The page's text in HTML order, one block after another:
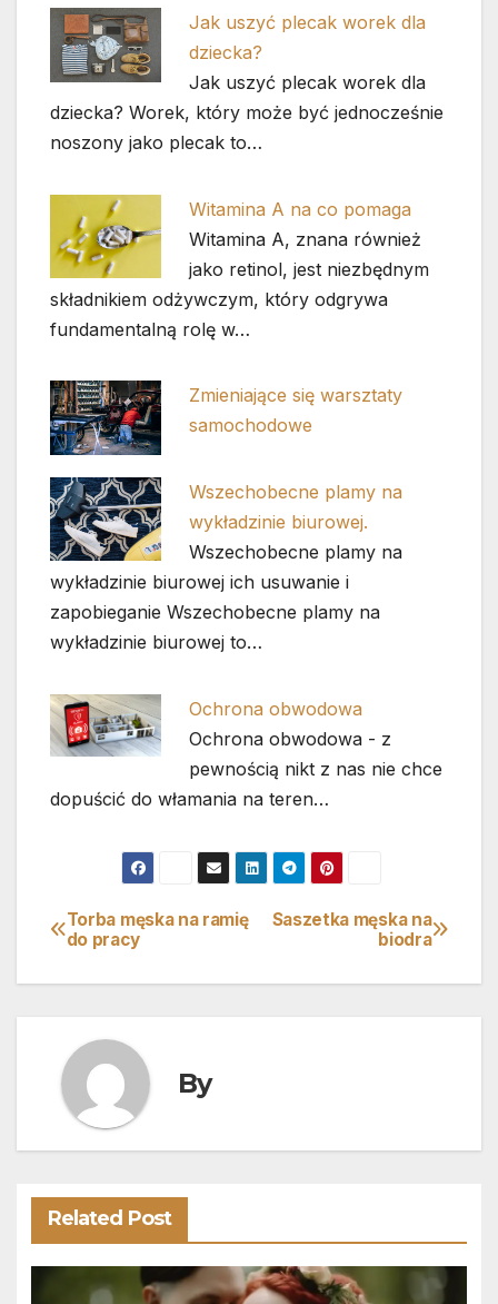
Jak uszyć plecak worek dla
dziecka?
Jak uszyć plecak worek dla
dziecka? Worek, który może być jednocześnie
noszony jako plecak to…
Witamina A na co pomaga
Witamina A, znana również
jako retinol, jest niezbędnym
składnikiem odżywczym, który odgrywa
fundamentalną rolę w…
Zmieniające się warsztaty
samochodowe
Wszechobecne plamy na
wykładzinie biurowej.
Wszechobecne plamy na
wykładzinie biurowej ich usuwanie i
zapobieganie Wszechobecne plamy na
wykładzinie biurowej to…
Ochrona obwodowa
Ochrona obwodowa - z
pewnością nikt z nas nie chce
dopuścić do włamania na teren…
Nawigacja
wpisu
Saszetka męska na
biodra
Torba męska na ramię
do pracy
By
Related Post